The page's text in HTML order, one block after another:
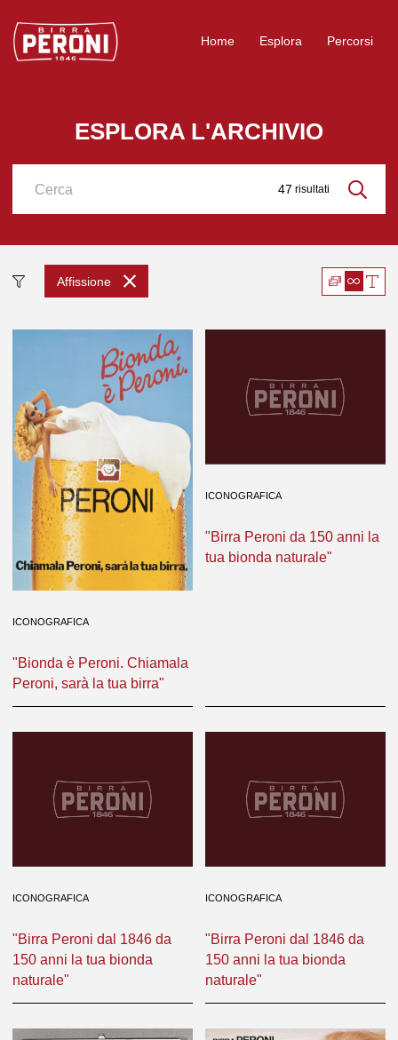
Logo Birra Peroni
Home Esplora Percorsi
ESPLORA L'ARCHIVIO
47 risultati
Cerca
Affissione
ICONOGRAFICA
"Bionda è Peroni. Chiamala
Peroni, sarà la tua birra"
ICONOGRAFICA
"Birra Peroni da 150 anni la
tua bionda naturale"
ICONOGRAFICA
"Birra Peroni dal 1846 da
150 anni la tua bionda
naturale"
ICONOGRAFICA
"Birra Peroni dal 1846 da
150 anni la tua bionda
naturale"